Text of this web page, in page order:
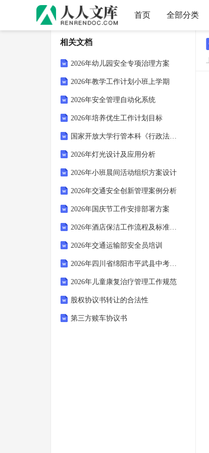
首页 全部分类
相关文档
2026年幼儿园安全专项治理方案
2026年教学工作计划小班上学期
2026年安全管理自动化系统
2026年培养优生工作计划目标
国家开放大学行管本科《行政法与行政诉讼法》期末纸质考试多项选择题库2026珍藏版
2026年灯光设计及应用分析
2026年小班晨间活动组织方案设计
2026年交通安全创新管理案例分析
2026年国庆节工作安排部署方案
2026年酒店保洁工作流程及标准规范
2026年交通运输部安全员培训
2026年四川省绵阳市平武县中考英语一诊试卷(含详细答案解析)
2026年儿童康复治疗管理工作规范
股权协议书转让的合法性
第三方赎车协议书